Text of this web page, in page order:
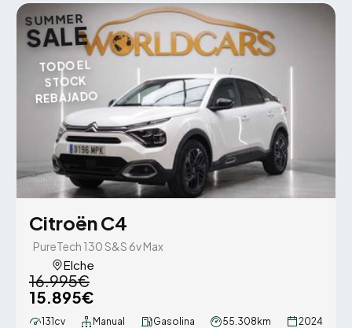
SUMMER
SALE
TODO EL
STOCK
REBAJADO
Citroën C4
PureTech 130 S&S 6v Max
Elche
16.995€
15.895€
131cv Manual Gasolina 55.308km 2024